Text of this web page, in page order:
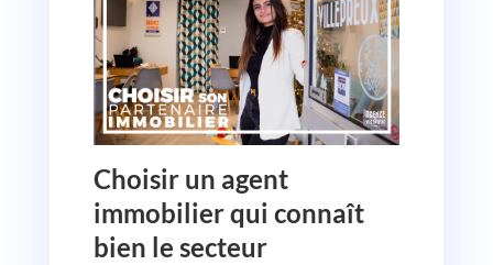
Choisir un agent
immobilier qui connaît
bien le secteur